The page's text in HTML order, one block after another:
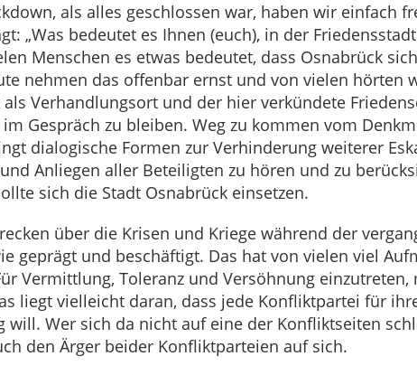
als alles geschlossen war, haben wir einfach
„Was bedeutet es Ihnen (euch), in der
Menschen es etwas bedeutet, dass Osnabrück
nehmen das offenbar ernst und von vielen hörten
Verhandlungsort und der hier verkündete
Gespräch zu bleiben. Weg zu kommen vom
dialogische Formen zur Verhinderung weiterer
Anliegen aller Beteiligten zu hören und zu
sich die Stadt Osnabrück einsetzen.
über die Krisen und Kriege während der
geprägt und beschäftigt. Das hat von vielen viel
Vermittlung, Toleranz und Versöhnung einzutreten,
liegt vielleicht daran, dass jede Konfliktpartei für
Wer sich da nicht auf eine der Konfliktseiten
den Ärger beider Konfliktparteien auf sich.